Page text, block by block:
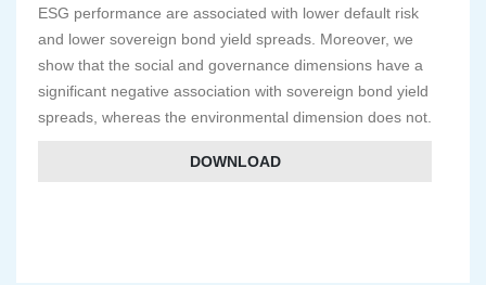
ESG performance are associated with lower default risk
and lower sovereign bond yield spreads. Moreover, we
show that the social and governance dimensions have a
significant negative association with sovereign bond yield
spreads, whereas the environmental dimension does not.
DOWNLOAD